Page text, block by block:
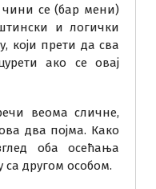
се (бар мени)
и логички
који прети да сва
ако се овај
веома сличне,
два појма. Како
оба осећања
са другом особом.